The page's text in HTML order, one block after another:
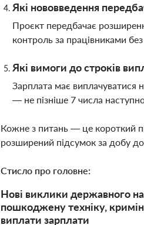
Які нововведення
Проєкт передбачає
контроль за працівниками
Які вимоги до строків
Зарплата має виплачуватися
— не пізніше 7 числа
Кожне з питань — це короткий
розширений підсумок за добу
Стисло про головне:
Нові виклики державного
пошкоджену техніку,
виплати зарплати